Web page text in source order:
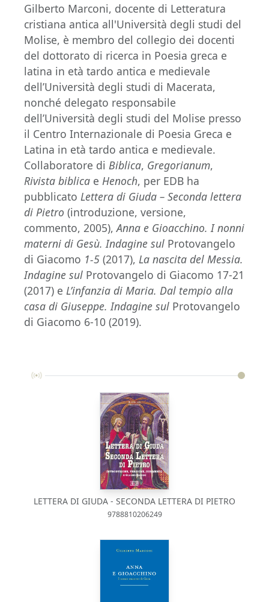
Gilberto Marconi, docente di Letteratura
cristiana antica all'Università degli studi del
Molise, è membro del collegio dei docenti
del dottorato di ricerca in Poesia greca e
latina in età tardo antica e medievale
dell’Università degli studi di Macerata,
nonché delegato responsabile
dell’Università degli studi del Molise presso
il Centro Internazionale di Poesia Greca e
Latina in età tardo antica e medievale.
Collaboratore di Biblica, Gregorianum,
Rivista biblica e Henoch, per EDB ha
pubblicato Lettera di Giuda – Seconda lettera
di Pietro (introduzione, versione,
commento, 2005),Anna e Gioacchino. I nonni
materni di Gesù. Indagine sul Protovangelo
di Giacomo 1-5 (2017), La nascita del Messia.
Indagine sul Protovangelo di Giacomo 17-21
(2017) e L’infanzia di Maria. Dal tempio alla
casa di Giuseppe. Indagine sul Protovangelo
di Giacomo 6-10 (2019).
LETTERA DI GIUDA - SECONDA LETTERA DI PIETRO
9788810206249